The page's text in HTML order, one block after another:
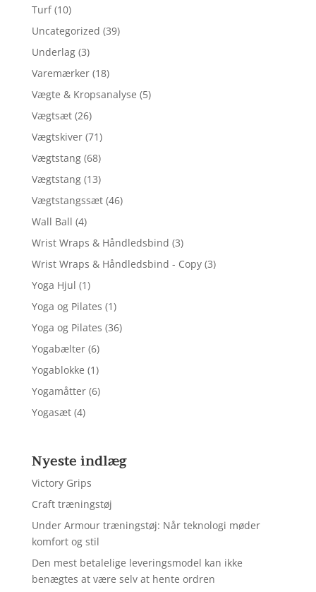
Turf (10)
Uncategorized (39)
Underlag (3)
Varemærker (18)
Vægte & Kropsanalyse (5)
Vægtsæt (26)
Vægtskiver (71)
Vægtstang (68)
Vægtstang (13)
Vægtstangssæt (46)
Wall Ball (4)
Wrist Wraps & Håndledsbind (3)
Wrist Wraps & Håndledsbind - Copy (3)
Yoga Hjul (1)
Yoga og Pilates (1)
Yoga og Pilates (36)
Yogabælter (6)
Yogablokke (1)
Yogamåtter (6)
Yogasæt (4)
Nyeste indlæg
Victory Grips
Craft træningstøj
Under Armour træningstøj: Når teknologi møder
komfort og stil
Den mest betalelige leveringsmodel kan ikke
benægtes at være selv at hente ordren